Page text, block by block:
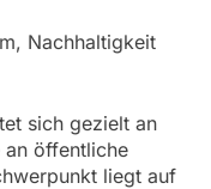
Nachhaltigkeit
sich gezielt an
öffentliche
liegt auf